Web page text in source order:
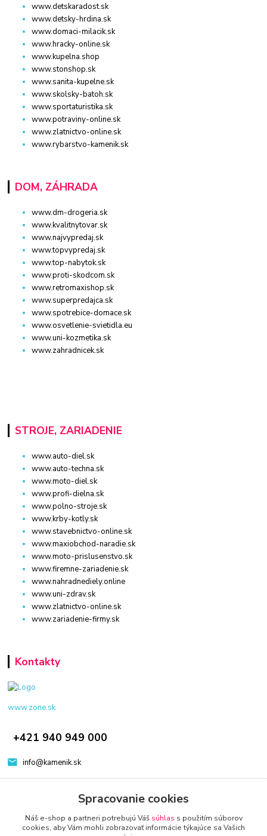
www.detskaradost.sk
www.detsky-hrdina.sk
www.domaci-milacik.sk
www.hracky-online.sk
www.kupelna.shop
www.stonshop.sk
www.sanita-kupelne.sk
www.skolsky-batoh.sk
www.sportaturistika.sk
www.potraviny-online.sk
www.zlatnictvo-online.sk
www.rybarstvo-kamenik.sk
DOM, ZÁHRADA
www.dm-drogeria.sk
www.kvalitnytovar.sk
www.najvypredaj.sk
www.topvypredaj.sk
www.top-nabytok.sk
www.proti-skodcom.sk
www.retromaxishop.sk
www.superpredajca.sk
www.spotrebice-domace.sk
www.osvetlenie-svietidla.eu
www.uni-kozmetika.sk
www.zahradnicek.sk
STROJE, ZARIADENIE
www.auto-diel.sk
www.auto-techna.sk
www.moto-diel.sk
www.profi-dielna.sk
www.polno-stroje.sk
www.krby-kotly.sk
www.stavebnictvo-online.sk
www.maxiobchod-naradie.sk
www.moto-prislusenstvo.sk
www.firemne-zariadenie.sk
www.nahradnediely.online
www.uni-zdrav.sk
www.zlatnictvo-online.sk
www.zariadenie-firmy.sk
Kontakty
www.zone.sk
+421 940 949 000
info@kamenik.sk
Spracovanie cookies
Náš e-shop a partneri potrebujú Váš súhlas s použitím súborov
cookies, aby Vám mohli zobrazovať informácie týkajúce sa Vašich